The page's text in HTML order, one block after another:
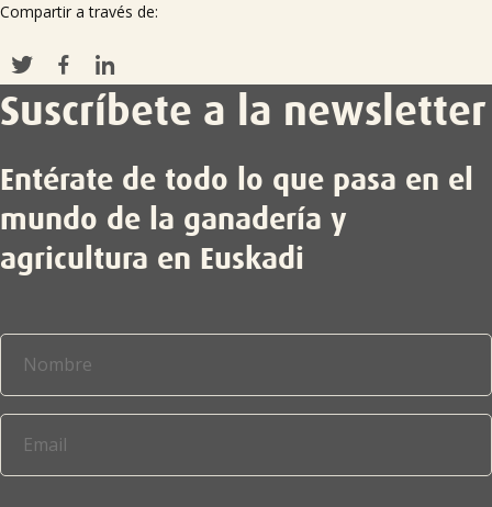
Compartir a través de:
Suscríbete a la newsletter
Entérate de todo lo que pasa en el
mundo de la ganadería y
agricultura en Euskadi